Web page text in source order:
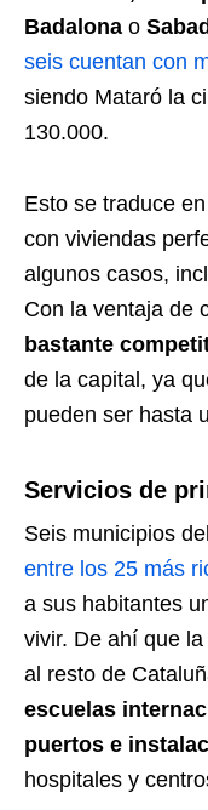
Badalona o
seis cuentan con
siendo Mataró la
130.000.
Esto se traduce
con viviendas
algunos casos,
Con la ventaja de
bastante
de la capital, ya
pueden ser hasta
Servicios de
Seis municipios
entre los 25 más
a sus habitantes
vivir. De ahí que
al resto de
escuelas
puertos e
hospitales y